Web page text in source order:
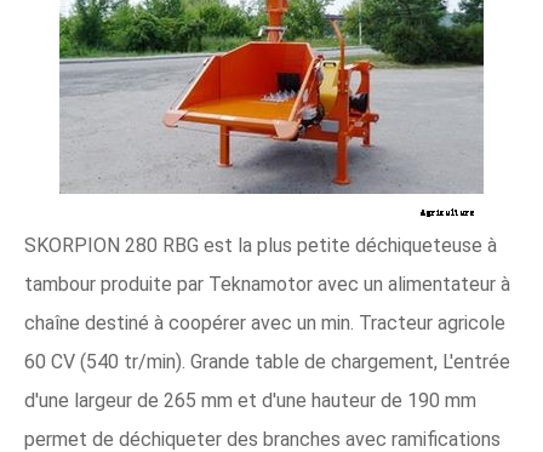
SKORPION 280 RBG est la plus petite déchiqueteuse à
tambour produite par Teknamotor avec un alimentateur à
chaîne destiné à coopérer avec un min. Tracteur agricole
60 CV (540 tr/min). Grande table de chargement, L'entrée
d'une largeur de 265 mm et d'une hauteur de 190 mm
permet de déchiqueter des branches avec ramifications